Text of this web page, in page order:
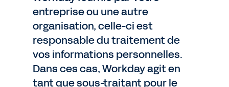
entreprise ou une autre
organisation, celle-ci est
responsable du traitement de
vos informations personnelles.
Dans ces cas, Workday agit en
tant que sous-traitant pour le